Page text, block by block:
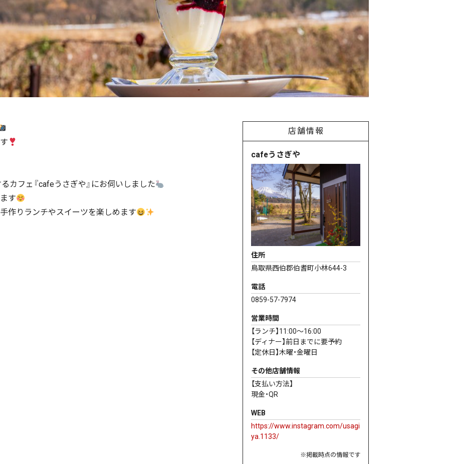
カフェ『cafeうさぎや』にお伺いしました
す
作りランチやスイーツを楽しめます
店舗情報
cafeうさぎや
住所
鳥取県西伯郡伯耆町小林644-3
電話
0859-57-7974
営業時間
【ランチ】11:00〜16:00
【ディナー】前日までに要予約
【定休日】木曜・金曜日
その他店舗情報
【支払い方法】
現金・QR
WEB
https://www.instagram.com/usagi
ya.1133/
※掲載時点の情報です